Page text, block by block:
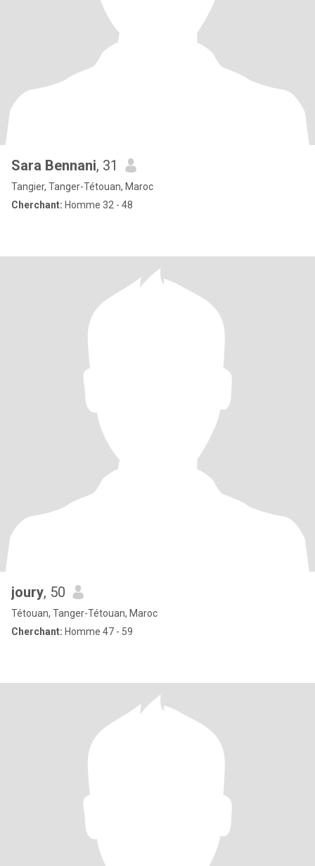
Sara Bennani, 31
Tangier, Tanger-Tétouan, Maroc
Cherchant: Homme 32 - 48
joury, 50
Tétouan, Tanger-Tétouan, Maroc
Cherchant: Homme 47 - 59